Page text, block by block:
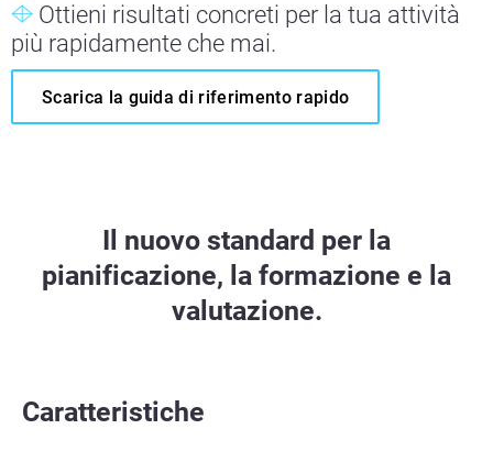
Ottieni risultati concreti per la tua attività
più rapidamente che mai.
Scarica la guida di riferimento rapido
Il nuovo standard per la
pianificazione, la formazione e la
valutazione.
Caratteristiche